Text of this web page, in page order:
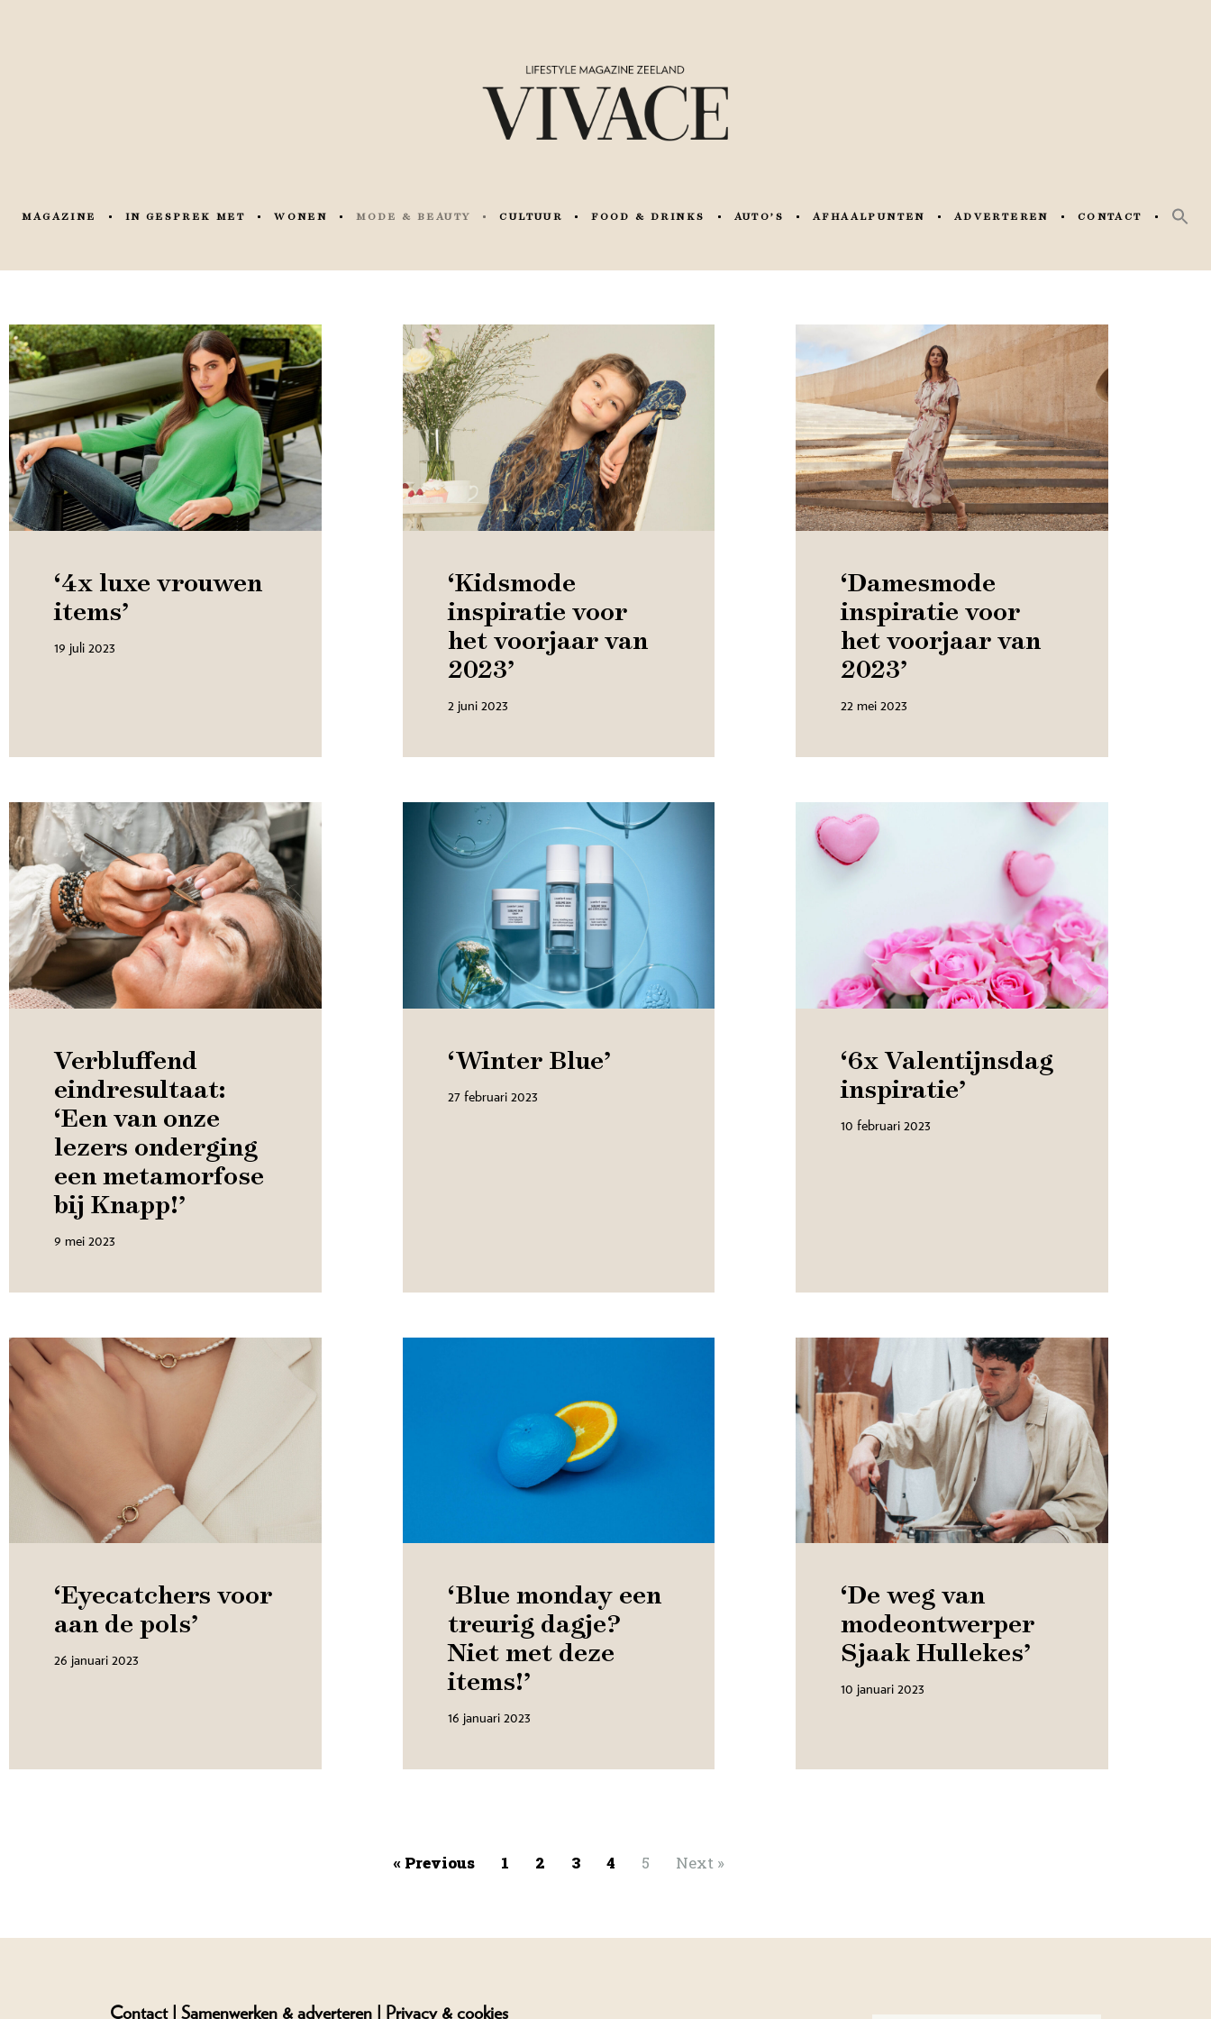
MAGAZINE IN GESPREK MET WONEN MODE & BEAUTY CULTUUR FOOD & DRINKS AUTO’S AFHAALPUNTEN ADVERTEREN CONTACT
‘4x luxe vrouwen
items’
19 juli 2023
‘Kidsmode
inspiratie voor
het voorjaar van
2023’
2 juni 2023
‘Damesmode
inspiratie voor
het voorjaar van
2023’
22 mei 2023
Verbluffend
eindresultaat:
‘Een van onze
lezers onderging
een metamorfose
bij Knapp!’
9 mei 2023
‘Winter Blue’
27 februari 2023
‘6x Valentijnsdag
inspiratie’
10 februari 2023
‘Eyecatchers voor
aan de pols’
26 januari 2023
‘Blue monday een
treurig dagje?
Niet met deze
items!’
16 januari 2023
‘De weg van
mode­ontwerper
Sjaak Hullekes’
10 januari 2023
« Previous 1 2 3 4 5 Next »
Contact | Samenwerken & adverteren | Privacy & cookies